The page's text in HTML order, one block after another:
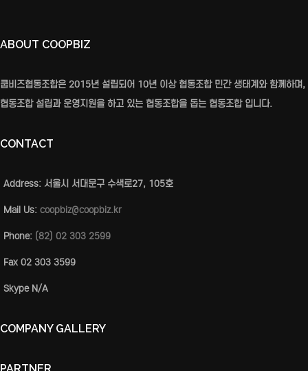
ABOUT COOPBIZ
쿱비즈협동조합은 2015년 설립되어 10년 이상 협동조합 민간 생태계와 함께하며,
협동조합 설립과 운영지원을 하고 있는 협동조합을 돕는 협동조합 입니다.
CONTACT
Address: 서울시 서대문구 수색로27, 105호
Mail Us: coopbiz@coopbiz.kr
Phone: (82) 02 303 2599
Fax 02 303 3599
SkypeN/A
COMPANY GALLERY